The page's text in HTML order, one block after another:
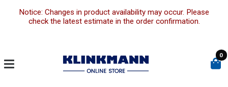
Notice: Changes in product availability may occur. Please
check the latest estimate in the order confirmation.
0